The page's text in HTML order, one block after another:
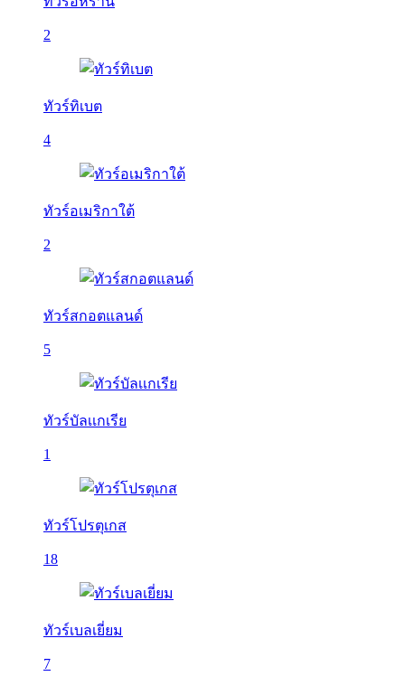
2
ทัวร์ทิเบต
4
ทัวร์อเมริกาใต้
2
ทัวร์สกอตแลนด์
5
ทัวร์บัลเเกเรีย
1
ทัวร์โปรตุเกส
18
ทัวร์เบลเยี่ยม
7